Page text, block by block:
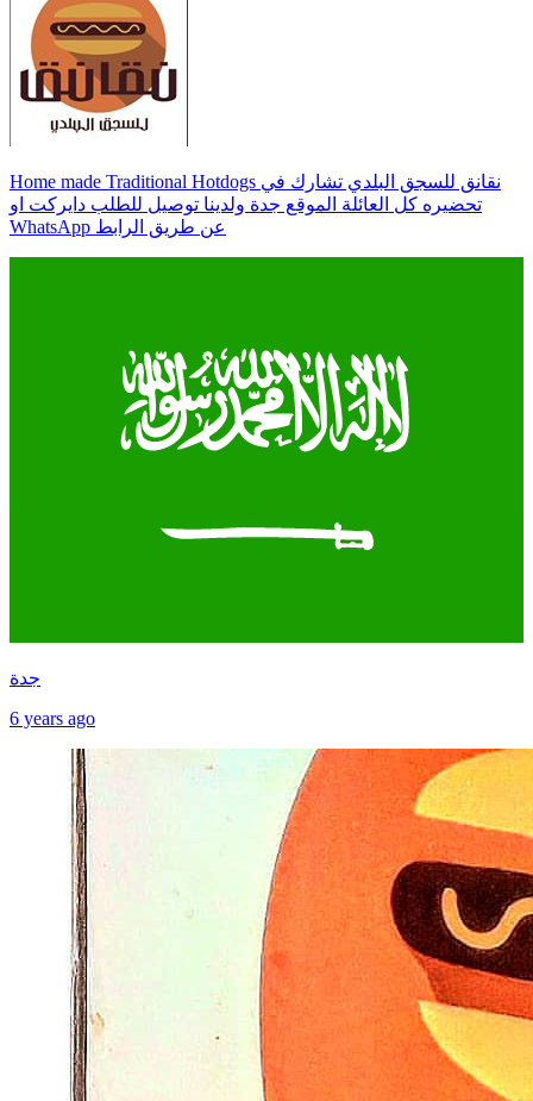
Home made Traditional Hotdogs نقانق للسجق البلدي تشارك في
تحضيره كل العائلة الموقع جدة ولدينا توصيل للطلب دايركت او
WhatsApp عن طريق الرابط
جدة
6 years ago